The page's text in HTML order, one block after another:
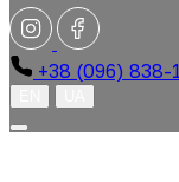
+38 (096) 838-